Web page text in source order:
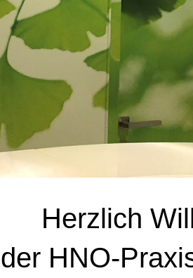
Herzlich
HNO-